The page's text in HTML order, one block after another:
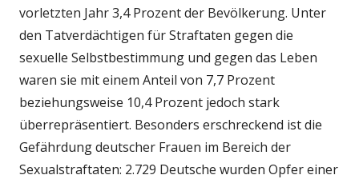
vorletzten Jahr 3,4 Prozent der Bevölkerung. Unter
den Tatverdächtigen für Straftaten gegen die
sexuelle Selbstbestimmung und gegen das Leben
waren sie mit einem Anteil von 7,7 Prozent
beziehungsweise 10,4 Prozent jedoch stark
überrepräsentiert. Besonders erschreckend ist die
Gefährdung deutscher Frauen im Bereich der
Sexualstraftaten: 2.729 Deutsche wurden Opfer einer